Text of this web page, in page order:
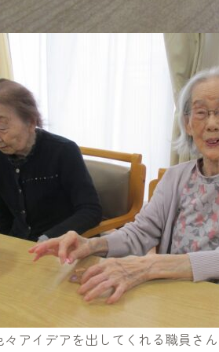
々アイデアを出してくれる職員さ